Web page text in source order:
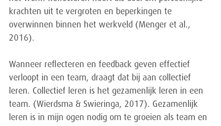
krachten uit te vergroten en beperkingen te
overwinnen binnen het werkveld (Menger et al.,
2016).
Wanneer reflecteren en feedback geven effectief
verloopt in een team, draagt dat bij aan collectief
leren. Collectief leren is het gezamenlijk leren in een
team. (Wierdsma & Swieringa, 2017). Gezamenlijk
leren is in mijn ogen nodig om te groeien als team en